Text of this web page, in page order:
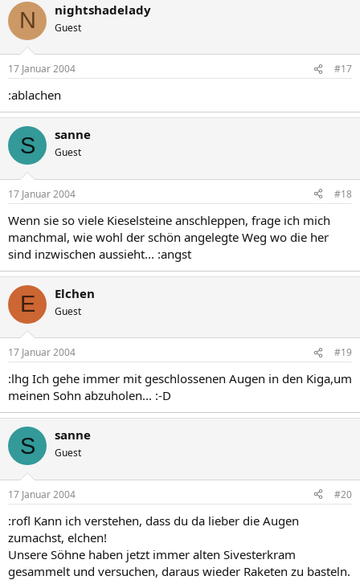
N nightshadelady
Guest
17 Januar 2004 #17
:ablachen
S sanne
Guest
17 Januar 2004 #18
Wenn sie so viele Kieselsteine anschleppen, frage ich mich
manchmal, wie wohl der schön angelegte Weg wo die her
sind inzwischen aussieht... :angst
E Elchen
Guest
17 Januar 2004 #19
:lhg Ich gehe immer mit geschlossenen Augen in den Kiga,um
meinen Sohn abzuholen... :-D
S sanne
Guest
17 Januar 2004 #20
:rofl Kann ich verstehen, dass du da lieber die Augen
zumachst, elchen!
Unsere Söhne haben jetzt immer alten Sivesterkram
gesammelt und versuchen, daraus wieder Raketen zu basteln.